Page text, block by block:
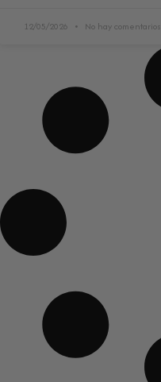
12/05/2026 No hay comentarios